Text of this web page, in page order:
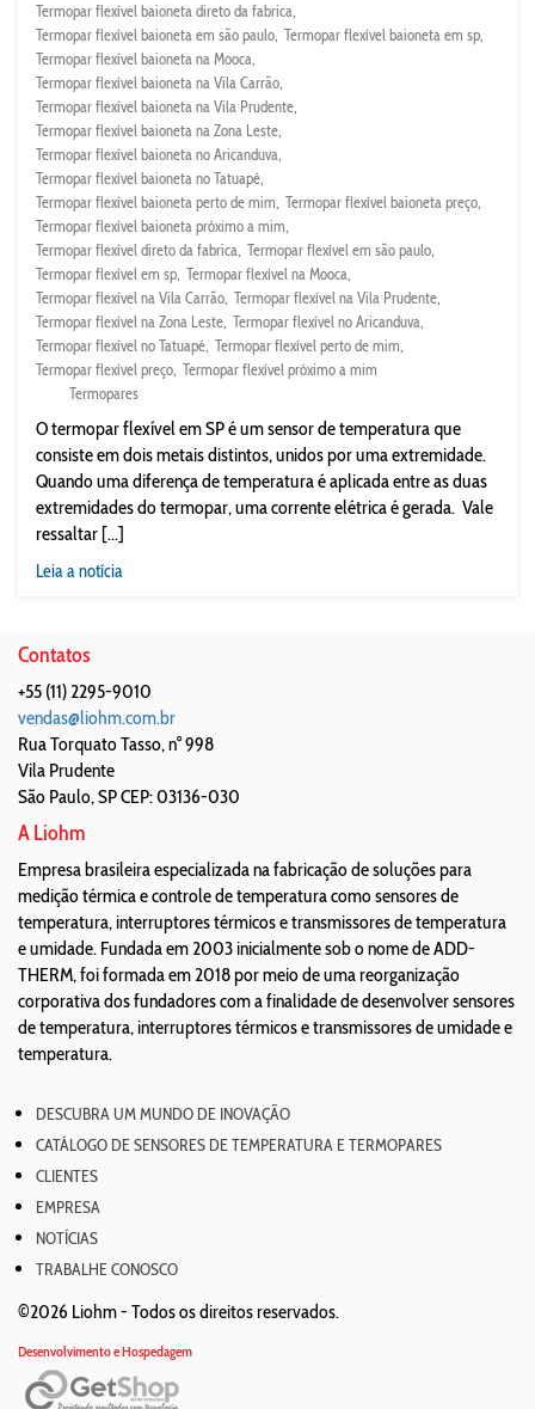
Termopar flexível baioneta direto da fabrica
Termopar flexível baioneta em são paulo Termopar flexível baioneta em sp
Termopar flexível baioneta na Mooca
Termopar flexível baioneta na Vila Carrão
Termopar flexível baioneta na Vila Prudente
Termopar flexível baioneta na Zona Leste
Termopar flexível baioneta no Aricanduva
Termopar flexível baioneta no Tatuapé
Termopar flexível baioneta perto de mim Termopar flexível baioneta preço
Termopar flexível baioneta próximo a mim
Termopar flexível direto da fabrica Termopar flexível em são paulo
Termopar flexível em sp Termopar flexível na Mooca
Termopar flexível na Vila Carrão Termopar flexível na Vila Prudente
Termopar flexível na Zona Leste Termopar flexível no Aricanduva
Termopar flexível no Tatuapé Termopar flexível perto de mim
Termopar flexível preço Termopar flexível próximo a mim
Termopares
O termopar flexível em SP é um sensor de temperatura que
consiste em dois metais distintos, unidos por uma extremidade.
Quando uma diferença de temperatura é aplicada entre as duas
extremidades do termopar, uma corrente elétrica é gerada. Vale
ressaltar [...]
Leia a notícia
Contatos
+55 (11) 2295-9010
vendas@liohm.com.br
Rua Torquato Tasso, n° 998
Vila Prudente
São Paulo,SPCEP: 03136-030
A Liohm
Empresa brasileira especializada na fabricação de soluções para
medição térmica e controle de temperatura como sensores de
temperatura, interruptores térmicos e transmissores de temperatura
e umidade. Fundada em 2003 inicialmente sob o nome de ADD-
THERM, foi formada em 2018 por meio de uma reorganização
corporativa dos fundadores com a finalidade de desenvolver sensores
de temperatura, interruptores térmicos e transmissores de umidade e
temperatura.
DESCUBRA UM MUNDO DE INOVAÇÃO
CATÁLOGO DE SENSORES DE TEMPERATURA E TERMOPARES
CLIENTES
EMPRESA
NOTÍCIAS
TRABALHE CONOSCO
©2026 Liohm - Todos os direitos reservados.
Desenvolvimento e Hospedagem